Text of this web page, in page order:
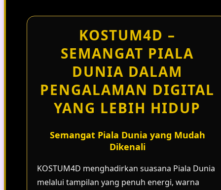
KOSTUM4D –
SEMANGAT PIALA
DUNIA DALAM
PENGALAMAN DIGITAL
YANG LEBIH HIDUP
Semangat Piala Dunia yang Mudah
Dikenali
KOSTUM4D menghadirkan suasana Piala Dunia
melalui tampilan yang penuh energi, warna